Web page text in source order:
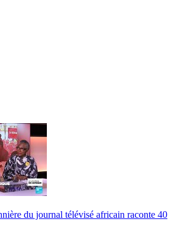
du journal télévisé africain raconte 40